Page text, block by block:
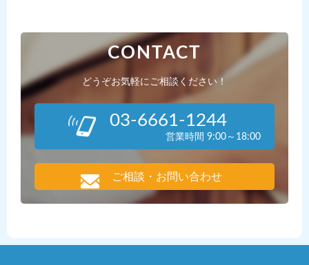
CONTACT
どうぞお気軽にご相談ください！
03-6661-1244
営業時間 9:00～18:00
ご相談・お問い合わせ